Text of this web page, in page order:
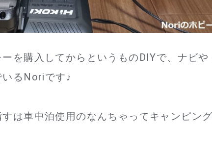
を購入してからというものDIYで、ナビや
るNoriです♪
は車中泊使用のなんちゃってキャンピン